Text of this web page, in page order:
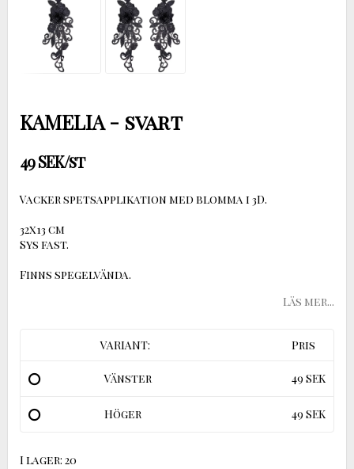
KAMELIA - svart
49 SEK/st
Vacker spetsapplikation med blomma i 3D.
32x13 cm
Sys fast.
Finns spegelvända.
Läs mer...
VARIANT: Pris
Vänster 49 SEK
Höger 49 SEK
I lager: 20